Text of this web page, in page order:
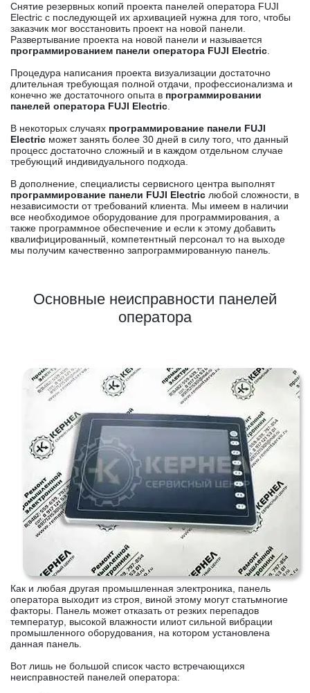
Снятие резервных копий проекта панелей оператора FUJI
Electric с последующей их архивацией нужна для того, чтобы
заказчик мог восстановить проект на новой панели.
Развертывание проекта на новой панели и называется
программированием панели оператора FUJI Electric
Процедура написания проекта визуализации достаточно
длительная требующая полной отдачи, профессионализма и
конечно же достаточного опыта в программировании
панелей оператора FUJI Electric
В некоторых случаях программирование панели FUJI
Electric может занять более 30 дней в силу того, что данный
процесс достаточно сложный и в каждом отдельном случае
требующий индивидуального подхода.
В дополнение, специалисты сервисного центра выполнят
программирование панели FUJI Electric любой сложности, в
независимости от требований клиента. Мы имеем в наличии
все необходимое оборудование для программирования, а
также программное обеспечение и если к этому добавить
квалифицированный, компетентный персонал то на выходе
мы получим качественно запрограммированную панель.
Основные неисправности панелей
оператора
Как и любая другая промышленная электроника, панель
оператора выходит из строя, виной этому могут статьмногие
факторы. Панель может отказать от резких перепадов
температур, высокой влажности илиот сильной вибрации
промышленного оборудования, на котором установлена
данная панель.
Вот лишь не большой список часто встречающихся
неисправностей панелей оператора: